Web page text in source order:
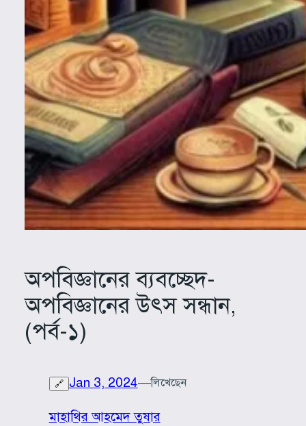
অপবিজ্ঞানের ব্যবচ্ছেদ-
অপবিজ্ঞানের উৎস সন্ধান,
(পর্ব-১)
🔗 Jan 3, 2024—লিখেছেন
মাহাথির আহমেদ তুষার